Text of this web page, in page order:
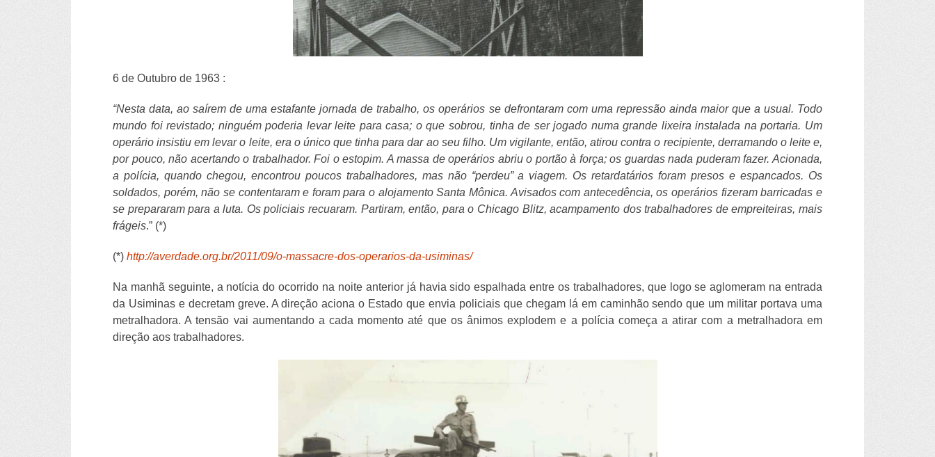
6 de Outubro de 1963 :
“Nesta data, ao saírem de uma estafante jornada de trabalho, os operários se defrontaram com uma repressão ainda maior que a usual. Todo
mundo foi revistado; ninguém poderia levar leite para casa; o que sobrou, tinha de ser jogado numa grande lixeira instalada na portaria. Um
operário insistiu em levar o leite, era o único que tinha para dar ao seu filho. Um vigilante, então, atirou contra o recipiente, derramando o leite e,
por pouco, não acertando o trabalhador. Foi o estopim. A massa de operários abriu o portão à força; os guardas nada puderam fazer. Acionada,
a polícia, quando chegou, encontrou poucos trabalhadores, mas não “perdeu” a viagem. Os retardatários foram presos e espancados. Os
soldados, porém, não se contentaram e foram para o alojamento Santa Mônica. Avisados com antecedência, os operários fizeram barricadas e
se prepararam para a luta. Os policiais recuaram. Partiram, então, para o Chicago Blitz, acampamento dos trabalhadores de empreiteiras, mais
frágeis.” (*)
(*) http://averdade.org.br/2011/09/o-massacre-dos-operarios-da-usiminas/
Na manhã seguinte, a notícia do ocorrido na noite anterior já havia sido espalhada entre os trabalhadores, que logo se aglomeram na entrada
da Usiminas e decretam greve. A direção aciona o Estado que envia policiais que chegam lá em caminhão sendo que um militar portava uma
metralhadora. A tensão vai aumentando a cada momento até que os ânimos explodem e a polícia começa a atirar com a metralhadora em
direção aos trabalhadores.